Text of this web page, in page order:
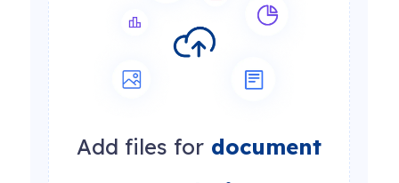
Add files for document